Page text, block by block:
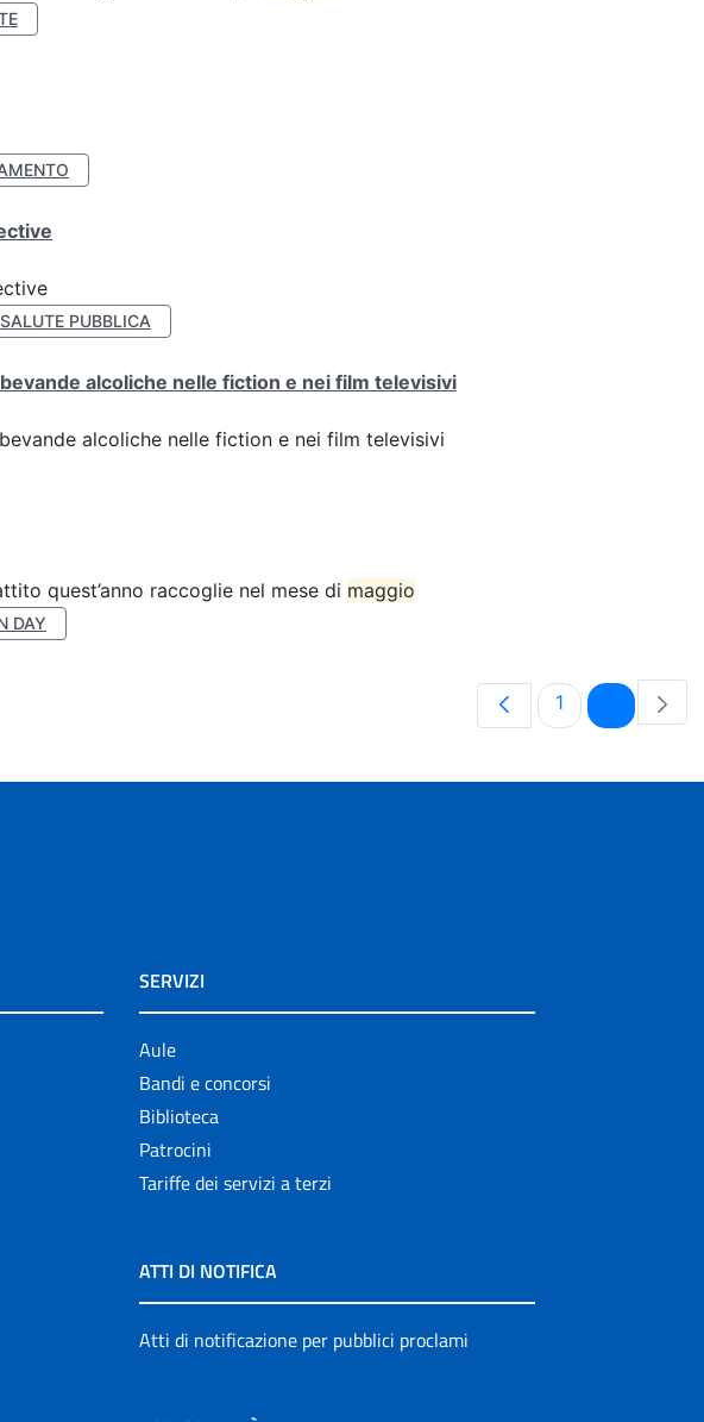
SALUTE PUBBLICA
alcoliche nelle fiction e nei film televisivi
alcoliche nelle fiction e nei film televisivi
quest’anno raccoglie nel mese di maggio
DAY
Pagina
1 Pagina
SERVIZI
Aule
Bandi e concorsi
Biblioteca
Patrocini
Tariffe dei servizi a terzi
ATTI DI NOTIFICA
Atti di notificazione per pubblici proclami